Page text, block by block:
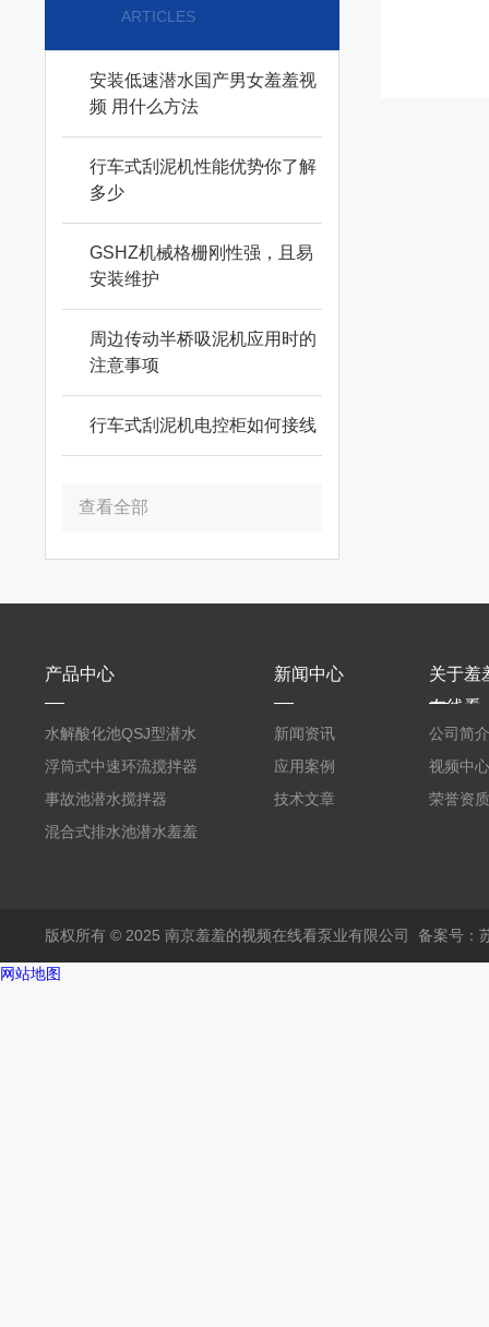
ARTICLES
安装低速潜水国产男女羞羞视
频 用什么方法
行车式刮泥机性能优势你了解
多少
GSHZ机械格栅刚性强，且易
安装维护
周边传动半桥吸泥机应用时的
注意事项
行车式刮泥机电控柜如何接线
查看全部
产品中心
水解酸化池QSJ型潜水
羞羞APP在线下载
浮筒式中速环流搅拌器
事故池潜水搅拌器
混合式排水池潜水羞羞
新闻中心
新闻资讯
应用案例
技术文章
关于羞
在线看
公司简介
视频中心
荣誉资质
版权所有 © 2025 南京羞羞的视频在线看泵业有限公司 备案号
网站地图